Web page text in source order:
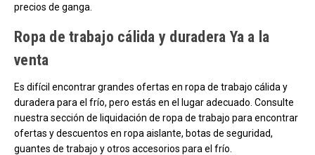
precios de ganga.
Ropa de trabajo cálida y duradera Ya a la
venta
Es difícil encontrar grandes ofertas en ropa de trabajo cálida y
duradera para el frío, pero estás en el lugar adecuado. Consulte
nuestra sección de liquidación de ropa de trabajo para encontrar
ofertas y descuentos en ropa aislante, botas de seguridad,
guantes de trabajo y otros accesorios para el frío.